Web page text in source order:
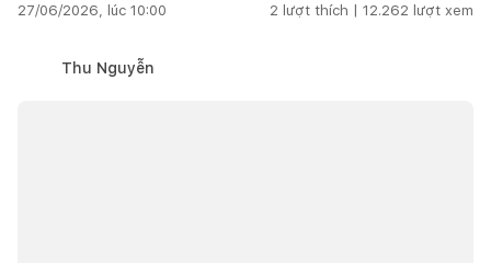
27/06/2026, lúc 10:00 2 lượt thích | 12.262 lượt xem
Thu Nguyễn